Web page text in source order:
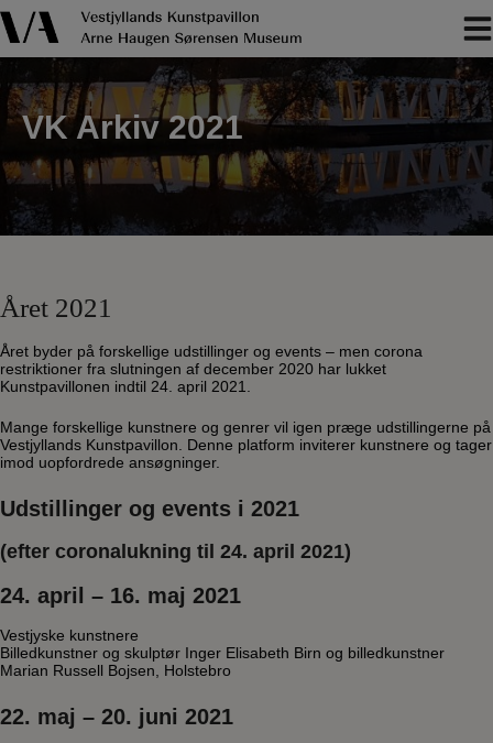
Hop
til
indholdet
VK Arkiv 2021
Året 2021
Året byder på forskellige udstillinger og events – men corona
restriktioner fra slutningen af december 2020 har lukket
Kunstpavillonen indtil 24. april 2021.
Mange forskellige kunstnere og genrer vil igen præge udstillingerne på
Vestjyllands Kunstpavillon. Denne platform inviterer kunstnere og tager
imod uopfordrede ansøgninger.
Udstillinger og events i 2021
(efter coronalukning til 24. april 2021)
24. april – 16. maj 2021
Vestjyske kunstnere
Billedkunstner og skulptør Inger Elisabeth Birn og billedkunstner
Marian Russell Bojsen, Holstebro
22. maj – 20. juni 2021